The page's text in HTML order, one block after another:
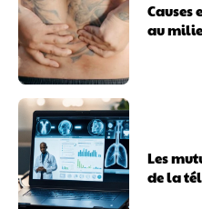
Causes
au
Les
de la